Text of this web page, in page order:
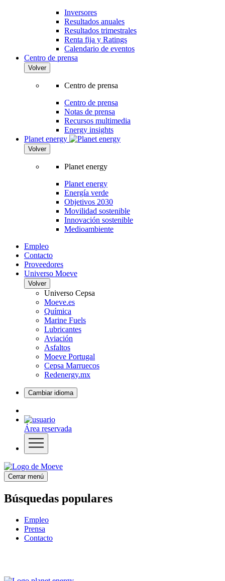
Inversores
Resultados anuales
Resultados trimestrales
Renta fija y Ratings
Calendario de eventos
Centro de prensa
Volver
Centro de prensa
Centro de prensa
Notas de prensa
Recursos multimedia
Energy insights
Planet energy
Volver
Planet energy
Planet energy
Energía verde
Objetivos 2030
Movilidad sostenible
Innovación sostenible
Medioambiente
Empleo
Contacto
Proveedores
Universo Moeve
Volver
Universo Cepsa
Moeve.es
Química
Marine Fuels
Lubricantes
Aviación
Asfaltos
Moeve Portugal
Cepsa Marruecos
Redenergy.mx
Cambiar idioma
Área reservada
Cerrar menú
Búsquedas populares
Empleo
Prensa
Contacto